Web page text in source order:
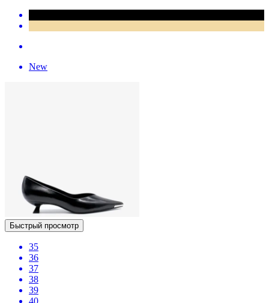
New
Быстрый просмотр
35
36
37
38
39
40